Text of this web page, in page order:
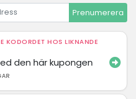
Prenumerera
KODORDET HOS LIKNANDE
den här kupongen